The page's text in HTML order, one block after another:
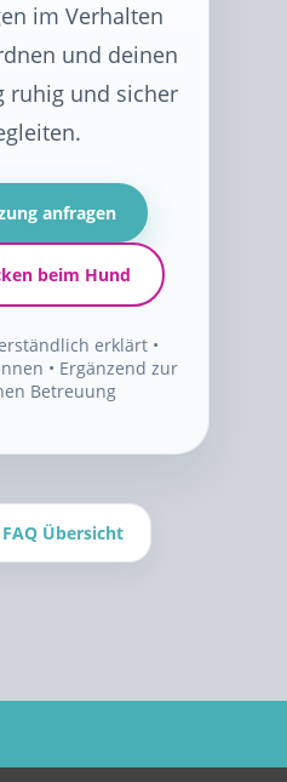
im Verhalten
und deinen
ruhig und sicher
anfragen
beim Hund
erklärt •
• Ergänzend zur
Betreuung
Übersicht